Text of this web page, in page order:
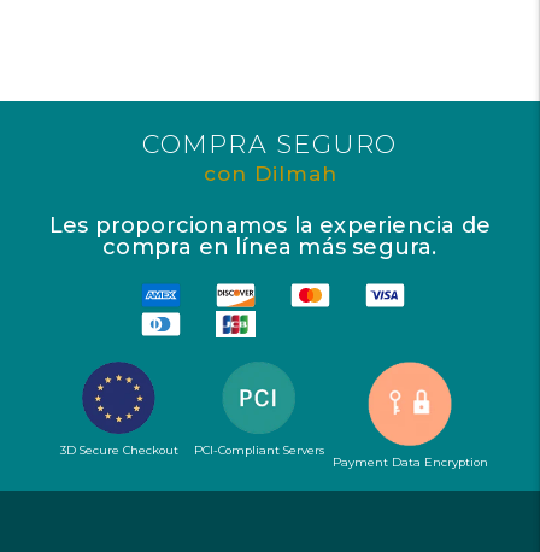
COMPRA SEGURO
con Dilmah
Les proporcionamos la experiencia de
compra en línea más segura.
3D Secure Checkout
PCI-Compliant Servers
Payment Data Encryption